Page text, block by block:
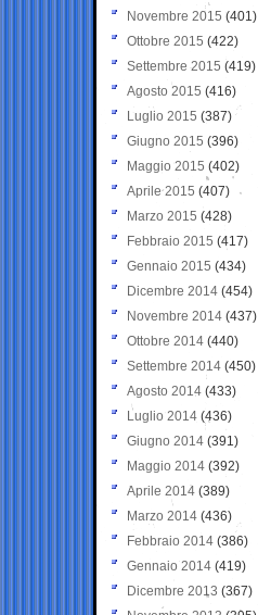
Novembre 2015 (401)
Ottobre 2015 (422)
Settembre 2015 (419)
Agosto 2015 (416)
Luglio 2015 (387)
Giugno 2015 (396)
Maggio 2015 (402)
Aprile 2015 (407)
Marzo 2015 (428)
Febbraio 2015 (417)
Gennaio 2015 (434)
Dicembre 2014 (454)
Novembre 2014 (437)
Ottobre 2014 (440)
Settembre 2014 (450)
Agosto 2014 (433)
Luglio 2014 (436)
Giugno 2014 (391)
Maggio 2014 (392)
Aprile 2014 (389)
Marzo 2014 (436)
Febbraio 2014 (386)
Gennaio 2014 (419)
Dicembre 2013 (367)